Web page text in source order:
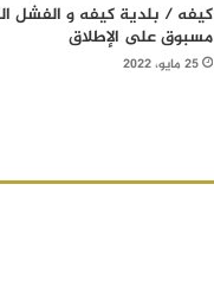
كيفه / بلدية كيفه و الفشل
مسبوق على الإطلاق
25 مايو، 2022